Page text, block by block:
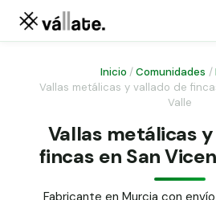
Malla electrosoldada
Malla ganadera
Puerta abatible dos hojas
Puerta acceso peatonal
Inicio /Comunidades /
Vallas metálicas y vallado de
Valle
Vallas metálicas
fincas en San
Fabricante en Murcia con